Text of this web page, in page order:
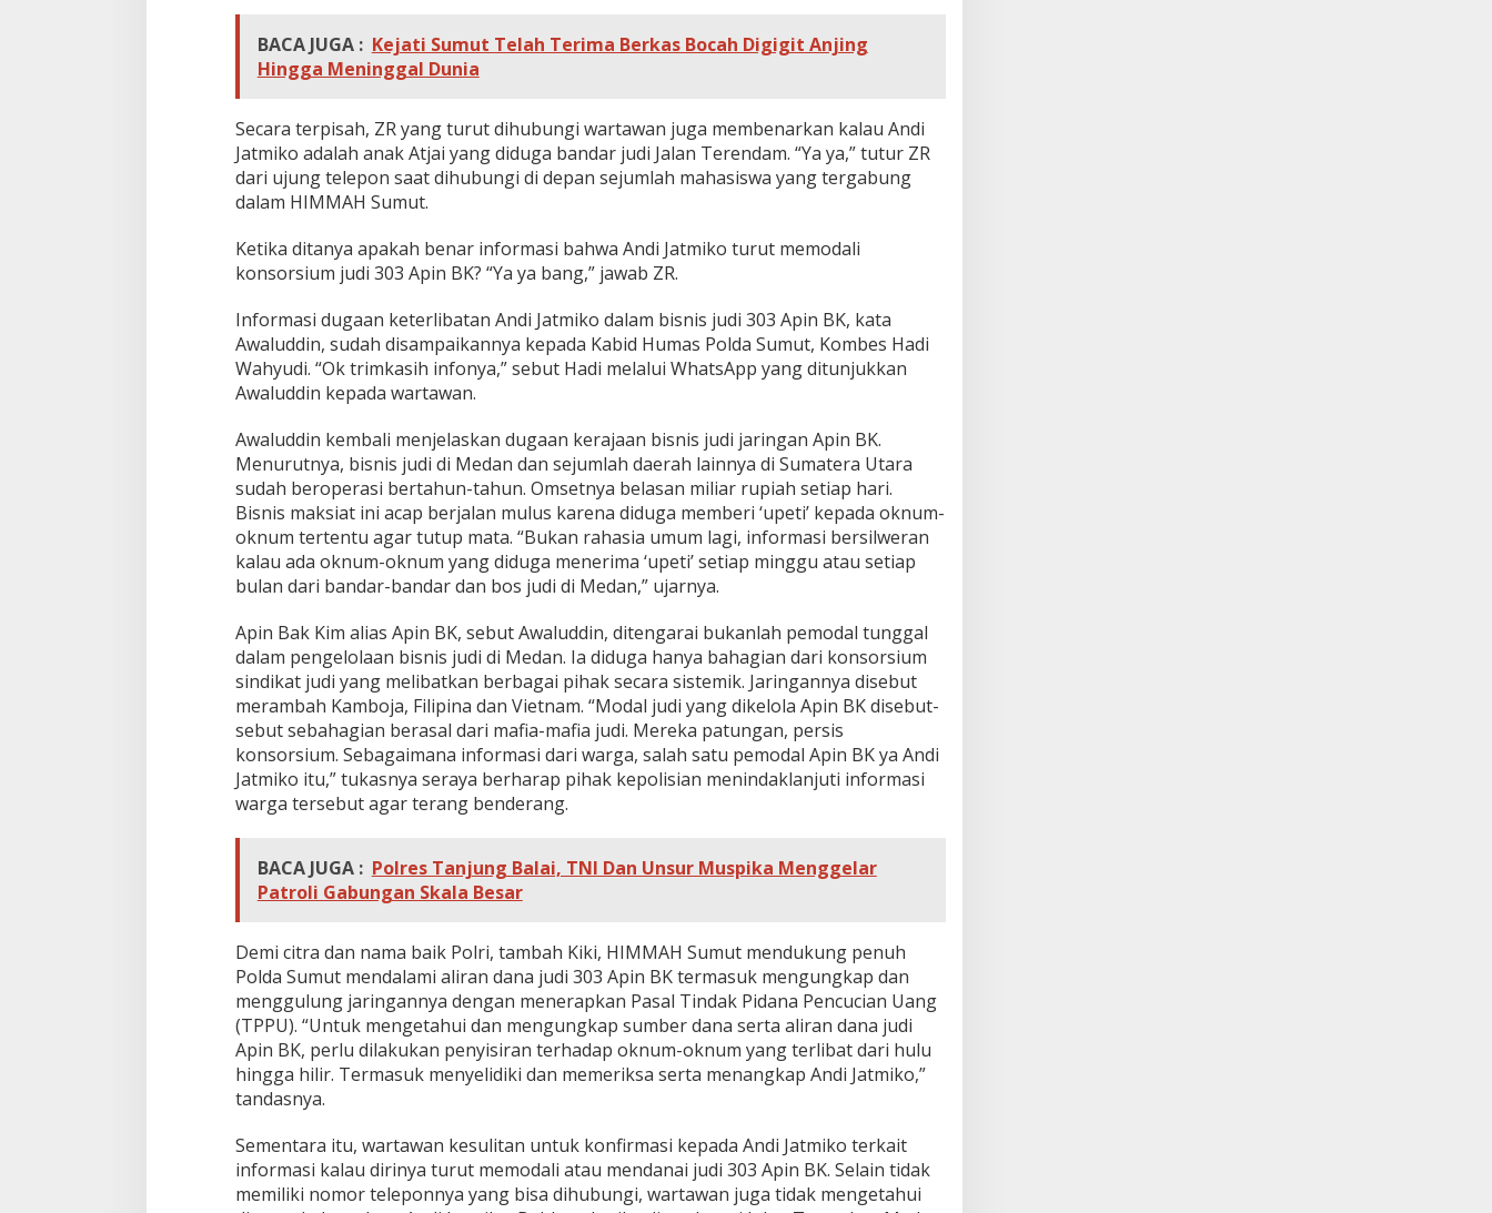
BACA JUGA : Kejati Sumut Telah Terima Berkas Bocah Digigit Anjing
Hingga Meninggal Dunia
Secara terpisah, ZR yang turut dihubungi wartawan juga membenarkan kalau Andi
Jatmiko adalah anak Atjai yang diduga bandar judi Jalan Terendam. “Ya ya,” tutur ZR
dari ujung telepon saat dihubungi di depan sejumlah mahasiswa yang tergabung
dalam HIMMAH Sumut.
Ketika ditanya apakah benar informasi bahwa Andi Jatmiko turut memodali
konsorsium judi 303 Apin BK? “Ya ya bang,” jawab ZR.
Informasi dugaan keterlibatan Andi Jatmiko dalam bisnis judi 303 Apin BK, kata
Awaluddin, sudah disampaikannya kepada Kabid Humas Polda Sumut, Kombes Hadi
Wahyudi. “Ok trimkasih infonya,” sebut Hadi melalui WhatsApp yang ditunjukkan
Awaluddin kepada wartawan.
Awaluddin kembali menjelaskan dugaan kerajaan bisnis judi jaringan Apin BK.
Menurutnya, bisnis judi di Medan dan sejumlah daerah lainnya di Sumatera Utara
sudah beroperasi bertahun-tahun. Omsetnya belasan miliar rupiah setiap hari.
Bisnis maksiat ini acap berjalan mulus karena diduga memberi ‘upeti’ kepada oknum-
oknum tertentu agar tutup mata. “Bukan rahasia umum lagi, informasi bersilweran
kalau ada oknum-oknum yang diduga menerima ‘upeti’ setiap minggu atau setiap
bulan dari bandar-bandar dan bos judi di Medan,” ujarnya.
Apin Bak Kim alias Apin BK, sebut Awaluddin, ditengarai bukanlah pemodal tunggal
dalam pengelolaan bisnis judi di Medan. Ia diduga hanya bahagian dari konsorsium
sindikat judi yang melibatkan berbagai pihak secara sistemik. Jaringannya disebut
merambah Kamboja, Filipina dan Vietnam. “Modal judi yang dikelola Apin BK disebut-
sebut sebahagian berasal dari mafia-mafia judi. Mereka patungan, persis
konsorsium. Sebagaimana informasi dari warga, salah satu pemodal Apin BK ya Andi
Jatmiko itu,” tukasnya seraya berharap pihak kepolisian menindaklanjuti informasi
warga tersebut agar terang benderang.
BACA JUGA : Polres Tanjung Balai, TNI Dan Unsur Muspika Menggelar
Patroli Gabungan Skala Besar
Demi citra dan nama baik Polri, tambah Kiki, HIMMAH Sumut mendukung penuh
Polda Sumut mendalami aliran dana judi 303 Apin BK termasuk mengungkap dan
menggulung jaringannya dengan menerapkan Pasal Tindak Pidana Pencucian Uang
(TPPU). “Untuk mengetahui dan mengungkap sumber dana serta aliran dana judi
Apin BK, perlu dilakukan penyisiran terhadap oknum-oknum yang terlibat dari hulu
hingga hilir. Termasuk menyelidiki dan memeriksa serta menangkap Andi Jatmiko,”
tandasnya.
Sementara itu, wartawan kesulitan untuk konfirmasi kepada Andi Jatmiko terkait
informasi kalau dirinya turut memodali atau mendanai judi 303 Apin BK. Selain tidak
memiliki nomor teleponnya yang bisa dihubungi, wartawan juga tidak mengetahui